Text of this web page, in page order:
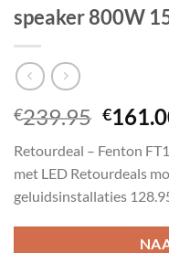
speaker 800W
€239.95
was:
€
Retourdeal – Fenton
met LED Retourdeals
geluidsinstallaties